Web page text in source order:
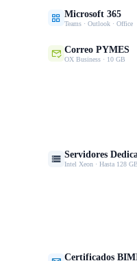
 Microsoft 365
Teams · Outlook · Office
 Correo PYMES
OX Business · 10 GB
 Servidores
Intel Xeon · Hasta 128
Certificados